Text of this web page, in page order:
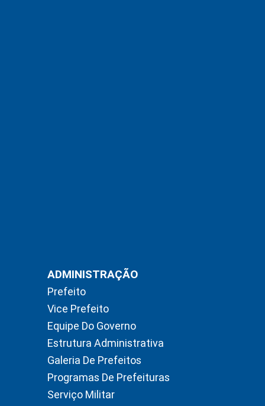
ADMINISTRAÇÃO
Prefeito
Vice Prefeito
Equipe Do Governo
Estrutura Administrativa
Galeria De Prefeitos
Programas De Prefeituras
Serviço Militar